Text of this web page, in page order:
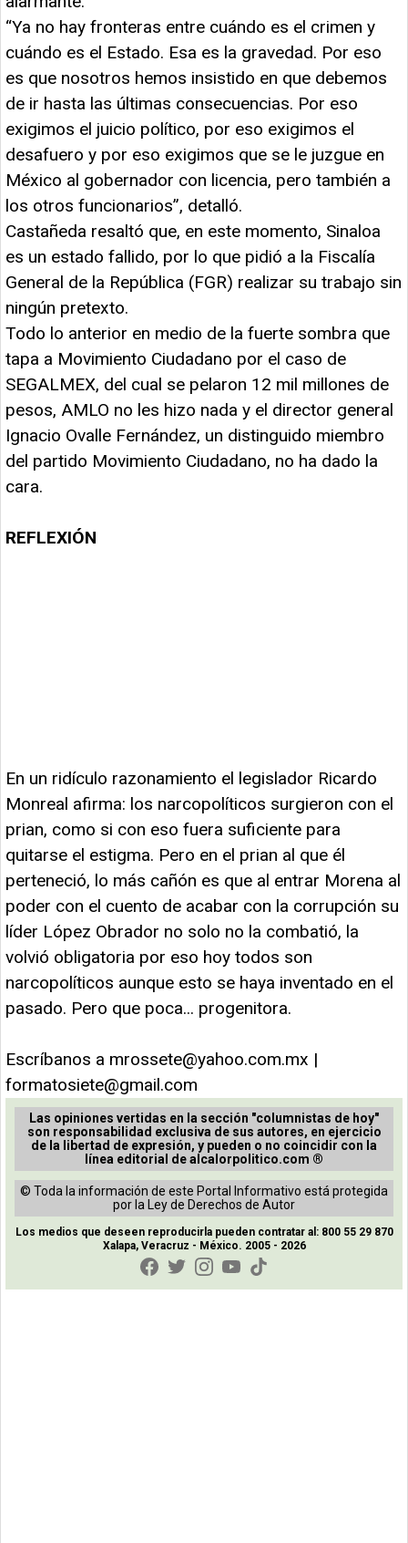
“Ya no hay fronteras entre cuándo es el crimen y
cuándo es el Estado. Esa es la gravedad. Por eso
es que nosotros hemos insistido en que debemos
de ir hasta las últimas consecuencias. Por eso
exigimos el juicio político, por eso exigimos el
desafuero y por eso exigimos que se le juzgue en
México al gobernador con licencia, pero también a
los otros funcionarios”, detalló.
Castañeda resaltó que, en este momento, Sinaloa
es un estado fallido, por lo que pidió a la Fiscalía
General de la República (FGR) realizar su trabajo sin
ningún pretexto.
Todo lo anterior en medio de la fuerte sombra que
tapa a Movimiento Ciudadano por el caso de
SEGALMEX, del cual se pelaron 12 mil millones de
pesos, AMLO no les hizo nada y el director general
Ignacio Ovalle Fernández, un distinguido miembro
del partido Movimiento Ciudadano, no ha dado la
cara.
REFLEXIÓN
En un ridículo razonamiento el legislador Ricardo
Monreal afirma: los narcopolíticos surgieron con el
prian, como si con eso fuera suficiente para
quitarse el estigma. Pero en el prian al que él
perteneció, lo más cañón es que al entrar Morena al
poder con el cuento de acabar con la corrupción su
líder López Obrador no solo no la combatió, la
volvió obligatoria por eso hoy todos son
narcopolíticos aunque esto se haya inventado en el
pasado. Pero que poca... progenitora.
Escríbanos a mrossete@yahoo.com.mx |
formatosiete@gmail.com
Las opiniones vertidas en la sección "columnistas de hoy"
son responsabilidad exclusiva de sus autores, en ejercicio
de la libertad de expresión, y pueden o no coincidir con la
línea editorial de alcalorpolitico.com ®
© Toda la información de este Portal Informativo está protegida
por la Ley de Derechos de Autor
Los medios que deseen reproducirla pueden contratar al: 800 55 29 870
Xalapa, Veracruz - México. 2005 - 2026